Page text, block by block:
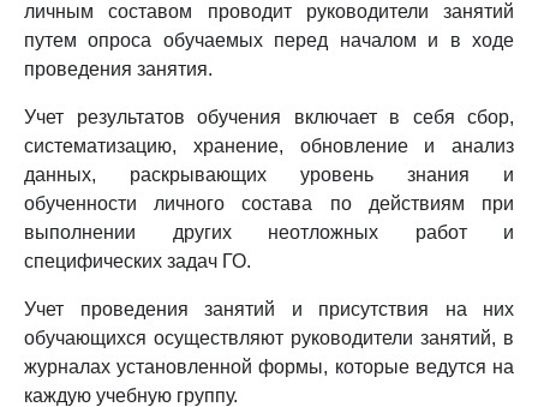
личным составом проводит руководители занятий
путем опроса обучаемых перед началом и в ходе
проведения занятия.
Учет результатов обучения включает в себя сбор,
систематизацию, хранение, обновление и анализ
данных, раскрывающих уровень знания и
обученности личного состава по действиям при
выполнении других неотложных работ и
специфических задач ГО.
Учет проведения занятий и присутствия на них
обучающихся осуществляют руководители занятий, в
журналах установленной формы, которые ведутся на
каждую учебную группу.